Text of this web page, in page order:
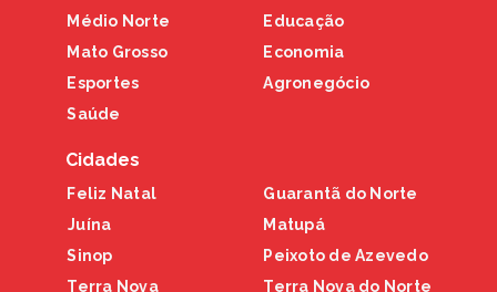
Médio Norte
Mato Grosso
Esportes
Saúde
Educação
Economia
Agronegócio
Cidades
Feliz Natal
Juína
Sinop
Terra Nova
Guarantã do Norte
Matupá
Peixoto de Azevedo
Terra Nova do Norte